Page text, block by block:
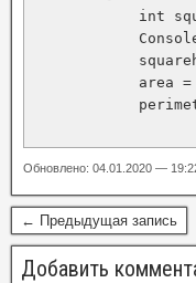
int
area
Обновлено: 04.01.2020 —
← Предыдущая запись
Добавить